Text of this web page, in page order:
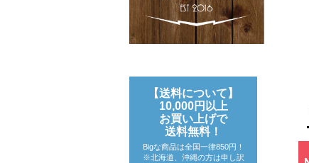
【送料について】
10,000円以上
お買い上げで
送料無料！
Bigな商品は全国一律850円！
※北海道、沖縄の方は申し訳